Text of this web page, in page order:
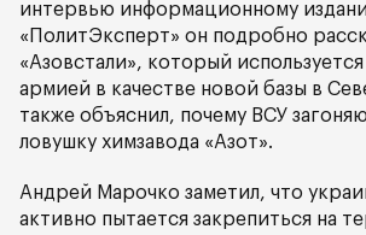
интервью информационному
«ПолитЭксперт» он подробно
«Азовстали», который
армией в качестве новой базы в
также объяснил, почему ВСУ
ловушку химзавода «Азот».
Андрей Марочко заметил, что
активно пытается закрепиться на